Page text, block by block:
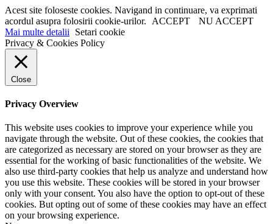
Acest site foloseste cookies. Navigand in continuare, va exprimati
acordul asupra folosirii cookie-urilor.
ACCEPT
NU ACCEPT
Mai multe detalii
Setari cookie
Privacy & Cookies Policy
Close
Privacy Overview
This website uses cookies to improve your experience while you
navigate through the website. Out of these cookies, the cookies that
are categorized as necessary are stored on your browser as they are
essential for the working of basic functionalities of the website. We
also use third-party cookies that help us analyze and understand how
you use this website. These cookies will be stored in your browser
only with your consent. You also have the option to opt-out of these
cookies. But opting out of some of these cookies may have an effect
on your browsing experience.